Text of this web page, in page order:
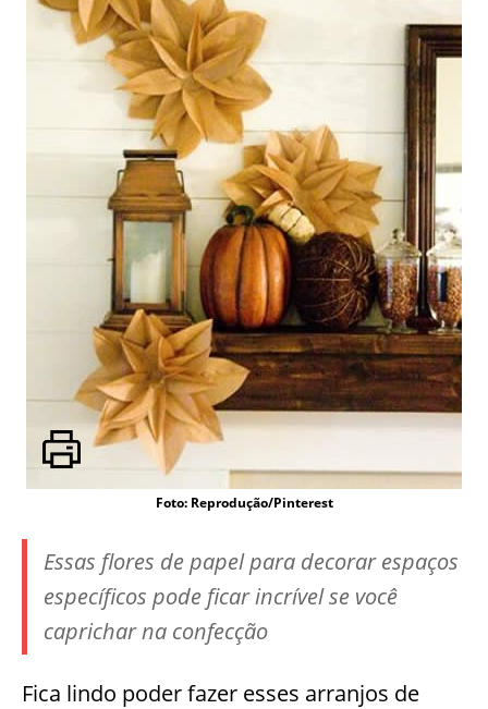
Foto: Reprodução/Pinterest
Essas flores de papel para decorar espaços
específicos pode ficar incrível se você
caprichar na confecção
Fica lindo poder fazer esses arranjos de